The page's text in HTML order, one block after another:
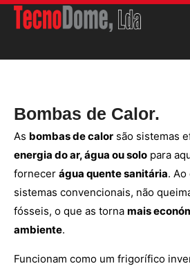
Bombas de Calor.
As bombas de calor são sistemas
energia do ar, água ou solo para
fornecer água quente sanitária.
sistemas convencionais, não
fósseis, o que as torna mais
ambiente.
Funcionam como um frigorífico